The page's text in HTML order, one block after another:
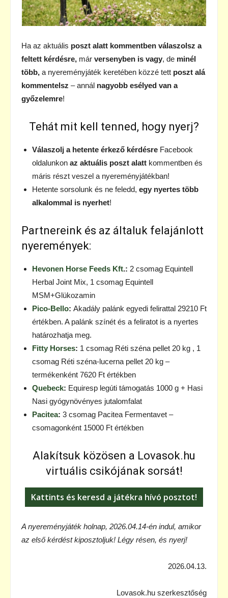
Ha az aktuális poszt alatt kommentben válaszolsz a
feltett kérdésre, már versenyben is vagy, de minél
több, a nyereményjáték keretében közzé tett poszt alá
kommentelsz – annál nagyobb esélyed van a
győzelemre!
Tehát mit kell tenned, hogy nyerj?
Válaszolj a hetente érkező kérdésre Facebook
oldalunkon az aktuális poszt alatt kommentben és
máris részt veszel a nyereményjátékban!
Hetente sorsolunk és ne feledd, egy nyertes több
alkalommal is nyerhet!
Partnereink és az általuk felajánlott
nyeremények:
Hevonen Horse Feeds Kft.: 2 csomag Equintell
Herbal Joint Mix, 1 csomag Equintell
MSM+Glükozamin
Pico-Bello: Akadály palánk egyedi felirattal 29210 Ft
értékben. A palánk színét és a feliratot is a nyertes
határozhatja meg.
Fitty Horses: 1 csomag Réti széna pellet 20 kg , 1
csomag Réti széna-lucerna pellet 20 kg –
termékenként 7620 Ft értékben
Quebeck: Equiresp legúti támogatás 1000 g + Hasi
Nasi gyógynövényes jutalomfalat
Pacitea: 3 csomag Pacitea Fermentavet –
csomagonként 15000 Ft értékben
Alakítsuk közösen a Lovasok.hu
virtuális csikójának sorsát!
Kattints és keresd a játékra hívó posztot!
A nyereményjáték holnap, 2026.04.14-én indul, amikor
az első kérdést kiposztoljuk! Légy résen, és nyerj!
2026.04.13.
Lovasok.hu szerkesztőség